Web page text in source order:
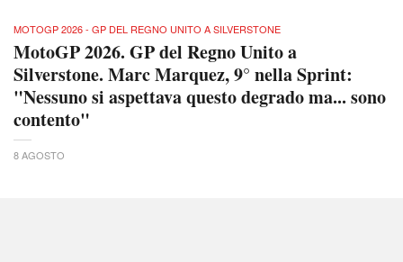
MOTOGP 2026 - GP DEL REGNO UNITO A SILVERSTONE
MotoGP 2026. GP del Regno Unito a
Silverstone. Marc Marquez, 9° nella Sprint:
"Nessuno si aspettava questo degrado ma... sono
contento"
8 AGOSTO